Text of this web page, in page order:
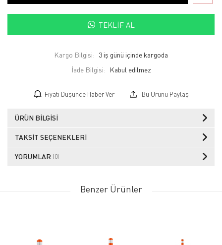
TEKLIF AL
Kargo Bilgisi: 3 iş günü içinde kargoda
İade Bilgisi:
Fiyatı Düşünce Haber Ver Bu Ürünü Paylaş
ÜRÜN BILGISI
TAKSIT SEÇENEKLERI
YORUMLAR (0)
Benzer Ürünler